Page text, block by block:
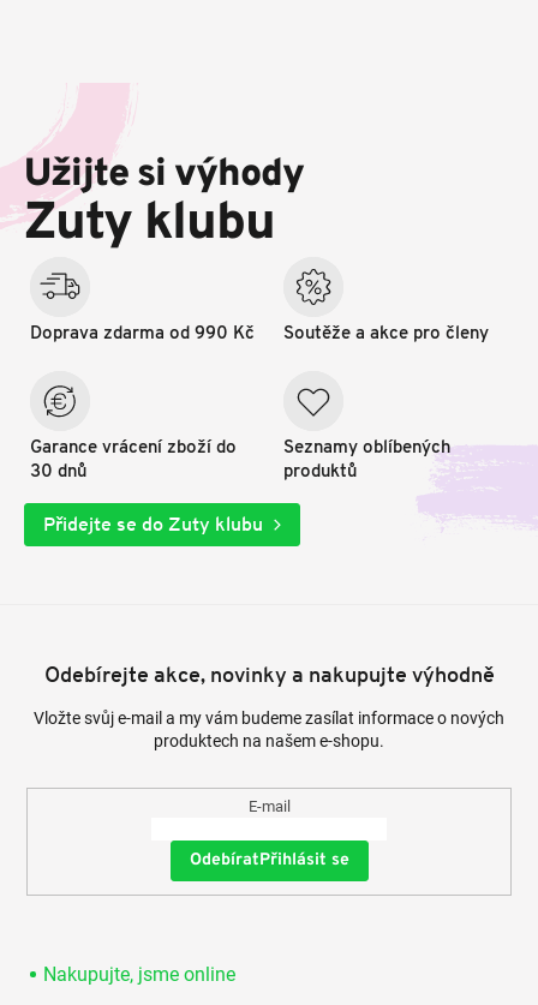
a
í
Užijte si výhody
Zuty klubu
Doprava zdarma od 990 Kč
Garance vrácení zboží do
30 dnů
Soutěže a akce pro členy
Seznamy oblíbených
produktů
Přidejte se do Zuty klubu
Odebírejte akce, novinky a nakupujte výhodně
Vložte svůj e-mail a my vám budeme zasílat informace o nových
produktech na našem e-shopu.
E-mail
Přihlásit se
Nakupujte, jsme online